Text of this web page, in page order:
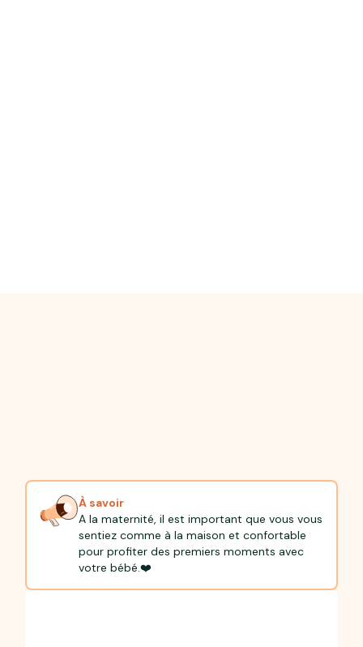
À savoir
A la maternité, il est important que vous vous
sentiez comme à la maison et confortable
pour profiter des premiers moments avec
votre bébé.❤️